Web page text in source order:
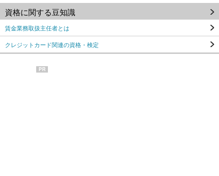
資格に関する豆知識
賃金業務取扱主任者とは
クレジットカード関連の資格・検定
PR